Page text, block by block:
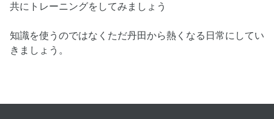
共にトレーニングをしてみましょう
知識を使うのではなくただ丹田から熱くなる日常にしてい
きましょう。